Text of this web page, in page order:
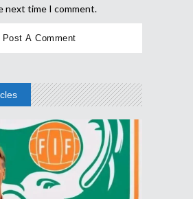
next time I comment.